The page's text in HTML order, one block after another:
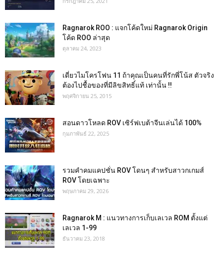
Ragnarok ROO : แจกโค้ดใหม่ Ragnarok Origin
โค้ด ROO ล่าสุด
ตุลาคม 24, 2023
เดี่ยวไมโครโฟน 11 ถ้าคุณเป็นคนที่รักพี่โน้ส ตัวจริง
ต้องไปชื้อของที่มีลิขสิทธิ์แท้ เท่านั้น !!
พฤศจิกายน 25, 2015
สอนดาวโหลด ROV เซิร์ฟเบต้าจีนเล่นได้ 100%
กุมภาพันธ์ 22, 2025
รวมคำคมแคปชั่น ROV โดนๆ สำหรับสาวกเกมส์
ROV โดยเฉพาะ
พฤษภาคม 29, 2026
Ragnarok M : แนวทางการเก็บเลเวล ROM ตั้งแต่
เลเวล 1-99
ธันวาคม 23, 2018